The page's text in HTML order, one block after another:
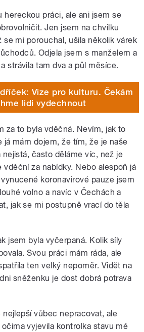
hereckou práci, ale ani jsem se
Jen jsem na chvilku
se mi porouchal, ušila několik várek
Odjela jsem s manželem a
strávila tam dva a půl měsíce.
Vize pro kulturu. Čekám
lidi vydechnout
za to byla vděčná. Nevím, jak to
já mám dojem, že tím, že je naše
nejistá, často děláme víc, než je
za nabídky. Nebo alespoň já
koronavirové pauze jsem
volno a navíc v Čechách a
jak se mi postupně vrací do těla
jsem byla vyčerpaná. Kolik síly
Svou práci mám ráda, ale
ten velký nepoměr. Vidět na
sněženku je dost dobrá potrava
vůbec nepracovat, ale
vyjevila kontrolka stavu mé